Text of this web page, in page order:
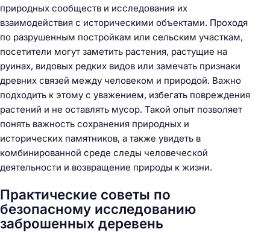
природных сообществ и исследования их
взаимодействия с историческими объектами. Проходя
по разрушенным постройкам или сельским участкам,
посетители могут заметить растения, растущие на
руинах, видовых редких видов или замечать признаки
древних связей между человеком и природой. Важно
подходить к этому с уважением, избегать повреждения
растений и не оставлять мусор. Такой опыт позволяет
понять важность сохранения природных и
исторических памятников, а также увидеть в
комбинированной среде следы человеческой
деятельности и возвращение природы к жизни.
Практические советы по
безопасному исследованию
заброшенных деревень
Н
а
й
т